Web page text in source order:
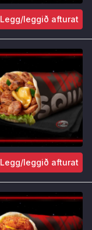
Legg/leggið afturat
Legg/leggið afturat